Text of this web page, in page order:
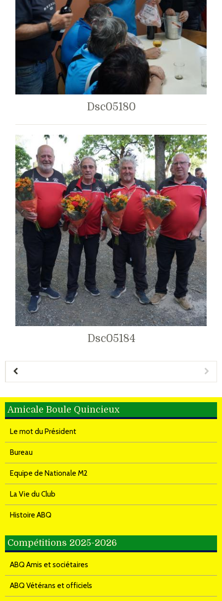
Dsc05180
Dsc05184
Amicale Boule Quincieux
Le mot du Président
Bureau
Equipe de Nationale M2
La Vie du Club
Histoire ABQ
Compétitions 2025-2026
ABQ Amis et sociétaires
ABQ Vétérans et officiels